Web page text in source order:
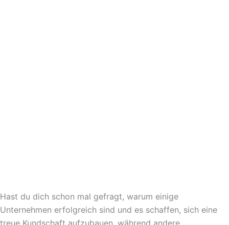
Hast du dich schon mal gefragt, warum einige
Unternehmen erfolgreich sind und es schaffen, sich eine
treue Kundschaft aufzubauen, während andere